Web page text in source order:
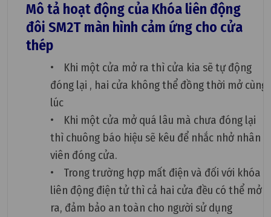
Mô tả hoạt động của Khóa liên động
đôi SM2T màn hình cảm ứng cho cửa
thép
• Khi một cửa mở ra thì cửa kia sẽ tự động
đóng lại , hai cửa không thể đồng thời mở cùng
lúc
• Khi một cửa mở quá lâu mà chưa đóng lại
thì chuông báo hiệu sẽ kêu để nhắc nhở nhân
viên đóng cửa.
• Trong trường hợp mất điện và đối với khóa
liên động điện tử thì cả hai cửa đều có thể mở
ra, đảm bảo an toàn cho người sử dụng